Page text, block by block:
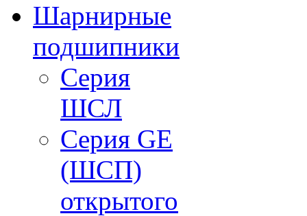
Шарнирные
подшипники
Cерия
ШСЛ
Серия GE
(ШСП)
открытого